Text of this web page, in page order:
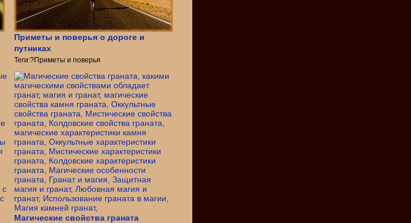
Приметы и поверья о дороге и
путниках
Теги:?Приметы и поверья
Магические свойства граната